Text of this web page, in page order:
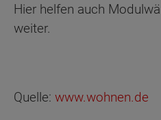
Hier helfen auch
weiter.
Quelle: www.wohnen.de